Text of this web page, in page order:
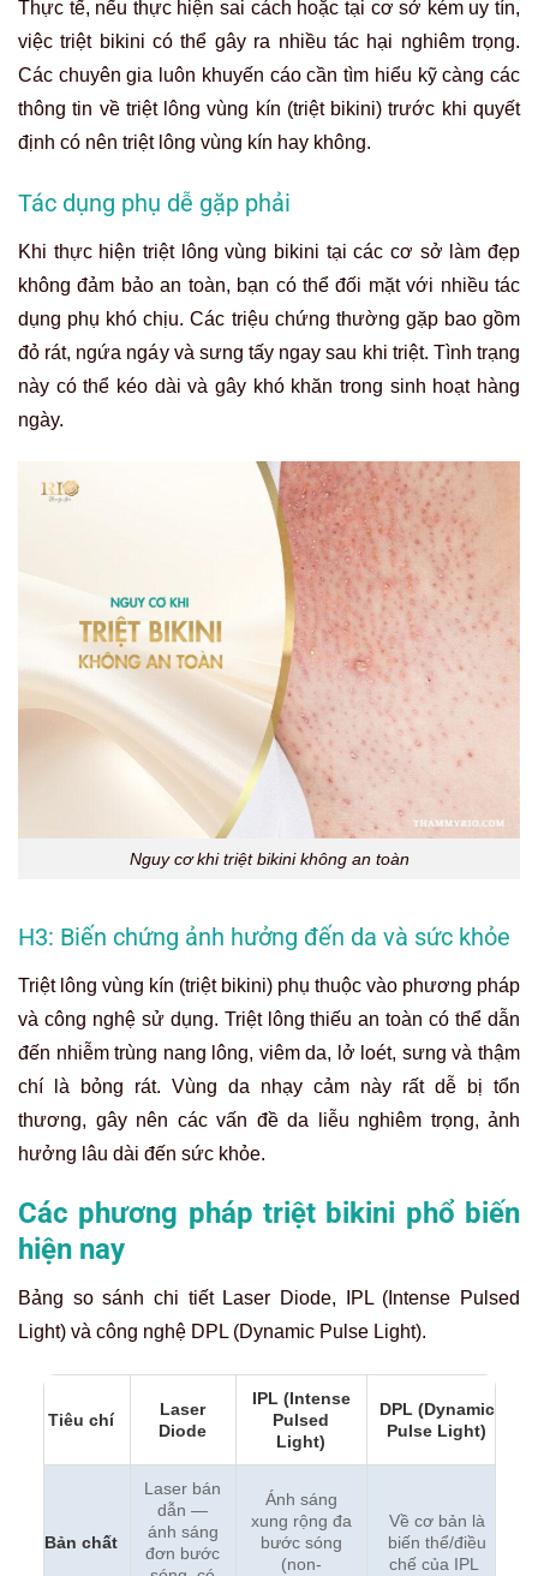
Thực tế, nếu thực hiện sai cách hoặc tại cơ sở kém uy tín,
việc triệt bikini có thể gây ra nhiều tác hại nghiêm trọng.
Các chuyên gia luôn khuyến cáo cần tìm hiểu kỹ càng các
thông tin về triệt lông vùng kín (triệt bikini) trước khi quyết
định có nên triệt lông vùng kín hay không.
Tác dụng phụ dễ gặp phải
Khi thực hiện triệt lông vùng bikini tại các cơ sở làm đẹp
không đảm bảo an toàn, bạn có thể đối mặt với nhiều tác
dụng phụ khó chịu. Các triệu chứng thường gặp bao gồm
đỏ rát, ngứa ngáy và sưng tấy ngay sau khi triệt. Tình trạng
này có thể kéo dài và gây khó khăn trong sinh hoạt hàng
ngày.
Nguy cơ khi triệt bikini không an toàn
H3: Biến chứng ảnh hưởng đến da và sức khỏe
Triệt lông vùng kín (triệt bikini) phụ thuộc vào phương pháp
và công nghệ sử dụng. Triệt lông thiếu an toàn có thể dẫn
đến nhiễm trùng nang lông, viêm da, lở loét, sưng và thậm
chí là bỏng rát. Vùng da nhạy cảm này rất dễ bị tổn
thương, gây nên các vấn đề da liễu nghiêm trọng, ảnh
hưởng lâu dài đến sức khỏe.
Các phương pháp triệt bikini phổ biến
hiện nay
Bảng so sánh chi tiết Laser Diode, IPL (Intense Pulsed
Light) và công nghệ DPL (Dynamic Pulse Light).
Tiêu chí
Laser
Diode
IPL (Intense
Pulsed
Light)
DPL (Dynamic
Pulse Light)
Bản chất
Laser bán
dẫn —
ánh sáng
đơn bước
Ánh sáng
xung rộng đa
bước sóng
(non-
Về cơ bản là
biến thể/điều
chế của IPL